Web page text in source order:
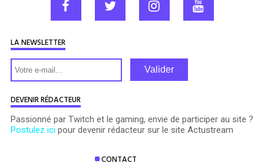
CONTACT
LA NEWSLETTER
Valider
DEVENIR RÉDACTEUR
Passionné par Twitch et le gaming, envie de participer au site ?
Postulez ici pour devenir rédacteur sur le site Actustream